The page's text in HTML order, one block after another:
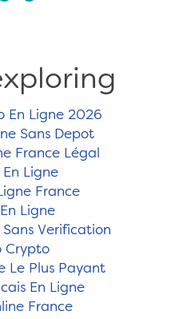
En Ligne 2026
Sans Depot
France Légal
En Ligne
France
Ligne
Verification
Crypto
Le Plus Payant
En Ligne
France